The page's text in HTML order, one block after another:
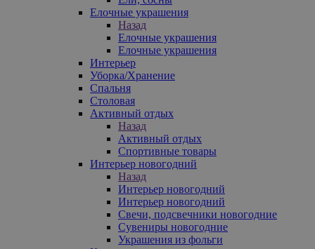
Елочные украшения
Назад
Елочные украшения
Елочные украшения
Интерьер
Уборка/Хранение
Спальня
Столовая
Активный отдых
Назад
Активный отдых
Спортивные товары
Интерьер новогодний
Назад
Интерьер новогодний
Интерьер новогодний
Свечи, подсвечники новогодние
Сувениры новогодние
Украшения из фольги